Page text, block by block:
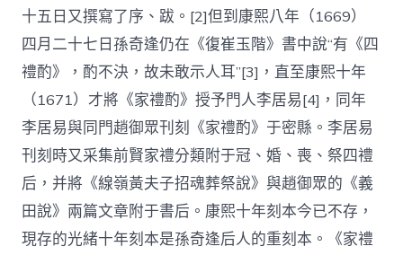
十五日又撰寫了序、跋。[2]但到康熙八年（1669）
四月二十七日孫奇逢仍在《復崔玉階》書中說“有《四
禮酌》，酌不決，故未敢示人耳”[3]，直至康熙十年
（1671）才將《家禮酌》授予門人李居易[4]，同年
李居易與同門趙御眾刊刻《家禮酌》于密縣。李居易
刊刻時又采集前賢家禮分類附于冠、婚、喪、祭四禮
后，并將《線嶺黃夫子招魂葬祭說》與趙御眾的《義
田說》兩篇文章附于書后。康熙十年刻本今已不存，
現存的光緒十年刻本是孫奇逢后人的重刻本。《家禮